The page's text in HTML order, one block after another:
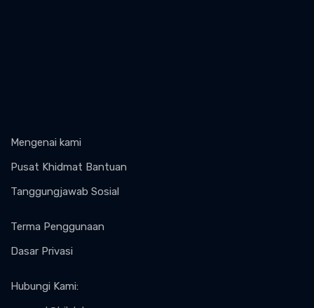
Mengenai kami
Pusat Khidmat Bantuan
Tanggungjawab Sosial
Terma Penggunaan
Dasar Privasi
Hubungi Kami: